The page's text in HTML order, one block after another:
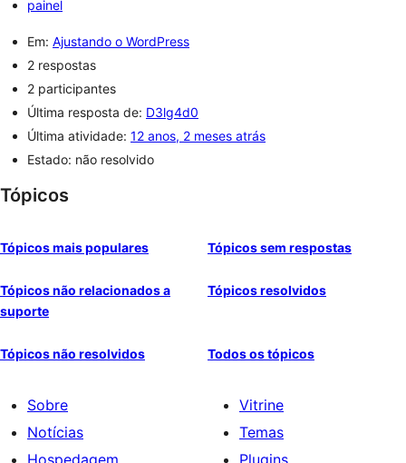
painel
Em: Ajustando o WordPress
2 respostas
2 participantes
Última resposta de: D3lg4d0
Última atividade: 12 anos, 2 meses atrás
Estado: não resolvido
Tópicos
Tópicos mais populares Tópicos sem respostas
Tópicos não relacionados a
suporte
Tópicos resolvidos
Tópicos não resolvidos Todos os tópicos
Sobre
Notícias
Hospedagem
Vitrine
Temas
Plugins